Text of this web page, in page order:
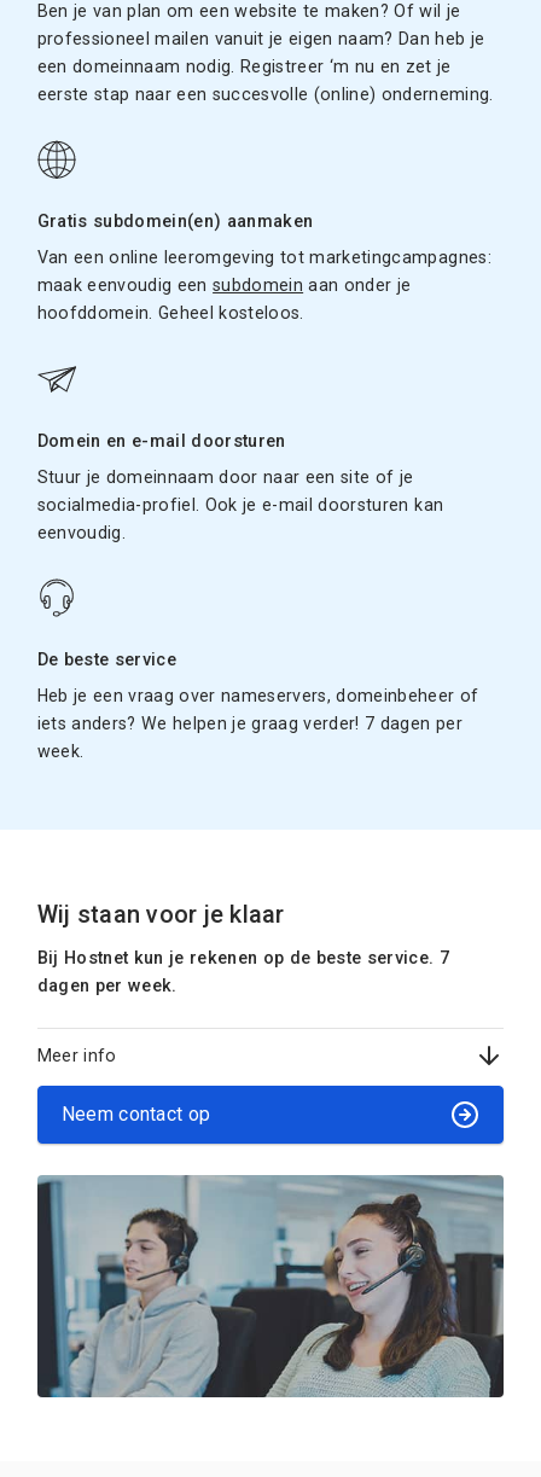
Ben je van plan om een website te maken? Of wil je
professioneel mailen vanuit je eigen naam? Dan heb je
een domeinnaam nodig. Registreer ‘m nu en zet je
eerste stap naar een succesvolle (online) onderneming.
Gratis subdomein(en) aanmaken
Van een online leeromgeving tot marketingcampagnes:
maak eenvoudig eensubdomein aan onder je
hoofddomein. Geheel kosteloos.
Domein en e-mail doorsturen
Stuur je domeinnaam door naar een site of je
socialmedia-profiel. Ook je e-mail doorsturen kan
eenvoudig.
De beste service
Heb je een vraag over nameservers, domeinbeheer of
iets anders? We helpen je graag verder! 7 dagen per
week.
Wij staan voor je klaar
Bij Hostnet kun je rekenen op de beste service. 7
dagen per week.
Meer info
Neem contact op